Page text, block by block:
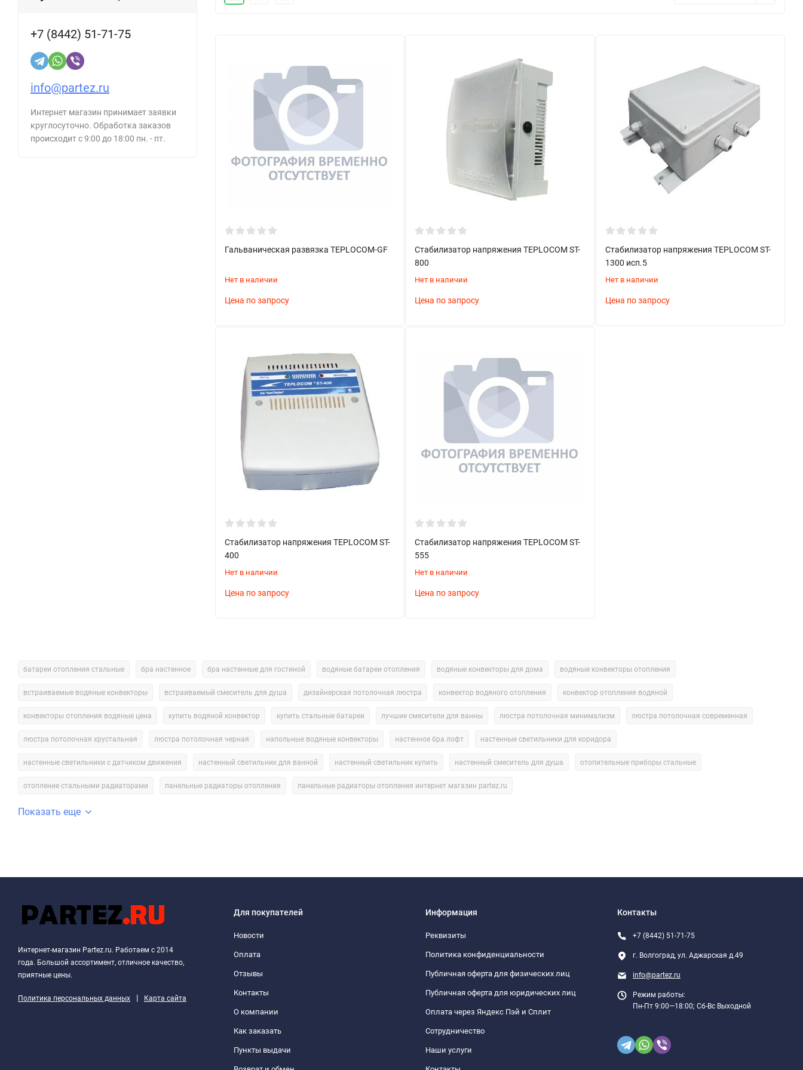
+7 (8442) 51-71-75
info@partez.ru
Интернет магазин принимает заявки
круглосуточно. Обработка заказов
происходит с 9:00 до 18:00 пн. - пт.
Гальваническая развязка TEPLOCOM-GF
Нет в наличии
Цена по запросу
Стабилизатор напряжения TEPLOCOM ST-
800
Нет в наличии
Цена по запросу
Стабилизатор напряжения TEPLOCOM ST-
1300 исп.5
Нет в наличии
Цена по запросу
Стабилизатор напряжения TEPLOCOM ST-
400
Нет в наличии
Цена по запросу
Стабилизатор напряжения TEPLOCOM ST-
555
Нет в наличии
Цена по запросу
батареи отопления стальные бра настенное бра настенные для гостиной водяные батареи отопления водяные конвекторы для дома водяные конвекторы отопления
встраиваемые водяные конвекторы встраиваемый смеситель для душа дизайнерская потолочная люстра конвектор водяного отопления конвектор отопления водяной
конвекторы отопления водяные цена купить водяной конвектор купить стальные батареи лучшие смесители для ванны люстра потолочная минимализм люстра потолочная современная
люстра потолочная хрустальная люстра потолочная черная напольные водяные конвекторы настенное бра лофт настенные светильники для коридора
настенные светильники с датчиком движения настенный светильник для ванной настенный светильник купить настенный смеситель для душа отопительные приборы стальные
отопление стальными радиаторами панельные радиаторы отопления панельные радиаторы отопления интернет магазин partez.ru
Показать еще
Интернет-магазин Partez.ru. Работаем с 2014
года. Большой ассортимент, отличное качество,
приятные цены.
Политика персональных данных | Карта сайта
Для покупателей
Новости
Оплата
Отзывы
Контакты
О компании
Как заказать
Пункты выдачи
Информация
Реквизиты
Политика конфиденциальности
Публичная оферта для физических лиц
Публичная оферта для юридических лиц
Оплата через Яндекс Пэй и Сплит
Сотрудничество
Наши услуги
Контакты
+7 (8442) 51-71-75
г. Волгоград, ул. Аджарская д.49
info@partez.ru
Режим работы:
Пн-Пт 9:00—18:00; Сб-Вс Выходной